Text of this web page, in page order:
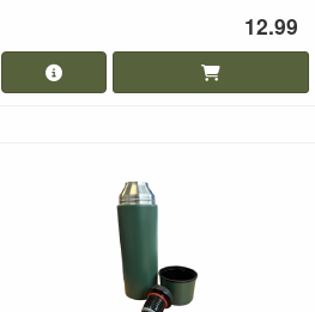
12.99